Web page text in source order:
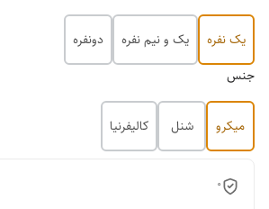
یک نفره یک و نیم نفره
دونفره
جنس
میکرو شنل کالیفرنیا
0